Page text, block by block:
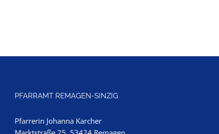
PFARRAMT REMAGEN-SINZIG
Pfarrerin Johanna Karcher